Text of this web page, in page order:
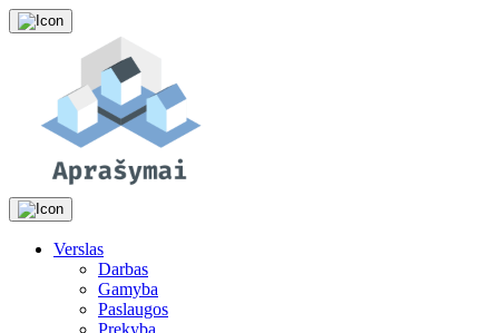
Skip
to
Verslas
Darbas
Gamyba
Paslaugos
Prekyba